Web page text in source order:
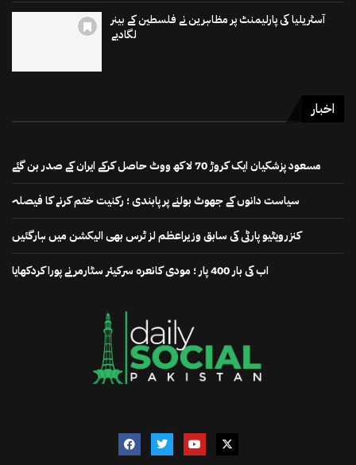
آسٹریلیا کی پارلیمنٹ پر مظاہرین نے فلسطین کے بینر
لگادیے
اخبار
مسعود پزشکیان ایک کروڑ 70 لاکھ ووٹ حاصل کرکے ایران کے صدر بن گئے
سیاست دانوں کے جھوٹ بولنے پر پابندی ؛ رکنیت ختم کرنے کا فیصلہ
کنزرویٹیو پارٹی کی سابق وزیراعظم لز ٹرس بھی الیکشن میں ہارگئیں
اب کی بار 400 پار ؛ مودی کانعرہ سرکیئر سٹارمر نے پورا کردکھایا